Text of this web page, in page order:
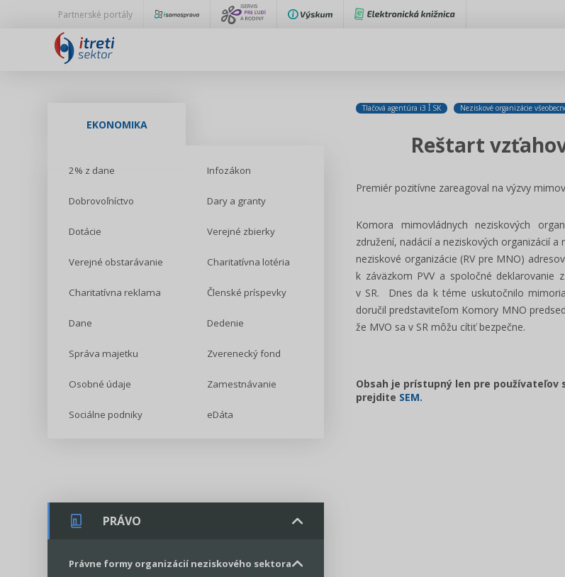
Partnerské portály
EKONOMIKA
2% z dane Infozákon
Dobrovoľníctvo Dary a granty
Dotácie Verejné zbierky
Verejné obstarávanie Charitatívna lotéria
Charitatívna reklama Členské príspevky
Dane Dedenie
Správa majetku Zverenecký fond
Osobné údaje Zamestnávanie
Sociálne podniky eDáta
PRÁVO
Právne formy organizácií neziskového sektora
Tlačová agentúra i3 ꟾ SK Neziskové organizácie
Reštart
Premiér pozitívne zareagoval na výzvy
Komora mimovládnych neziskových
združení, nadácií a neziskových organizácií
neziskové organizácie (RV pre MNO)
k záväzkom PVV a spoločné
v SR. Dnes da k téme uskutočnilo
doručil predstaviteľom Komory MNO
že MVO sa v SR môžu cítiť bezpečne.
Obsah je prístupný len pre používateľov
prejdite SEM.